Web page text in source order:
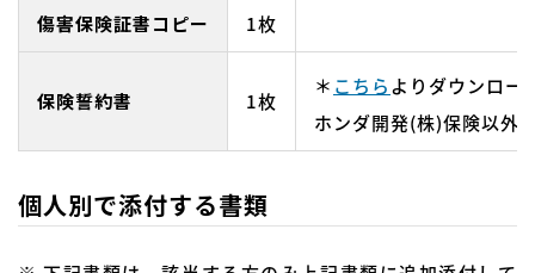
傷害保険証書コピー 1枚
保険誓約書 1枚
＊ こちらよりダウンロー
ホンダ開発(株)保険以外
個人別で添付する書類